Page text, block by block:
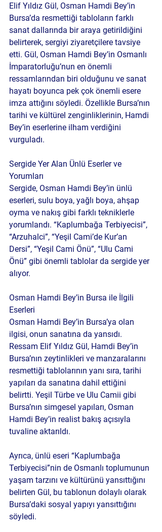
Elif Yıldız Gül, Osman Hamdi Bey’in
Bursa’da resmettiği tabloların farklı
sanat dallarında bir araya getirildiğini
belirterek, sergiyi ziyaretçilere tavsiye
etti. Gül, Osman Hamdi Bey’in Osmanlı
İmparatorluğu’nun en önemli
ressamlarından biri olduğunu ve sanat
hayatı boyunca pek çok önemli esere
imza attığını söyledi. Özellikle Bursa’nın
tarihi ve kültürel zenginliklerinin, Hamdi
Bey’in eserlerine ilham verdiğini
vurguladı.
Sergide Yer Alan Ünlü Eserler ve
Yorumları
Sergide, Osman Hamdi Bey’in ünlü
eserleri, sulu boya, yağlı boya, ahşap
oyma ve nakış gibi farklı tekniklerle
yorumlandı. “Kaplumbağa Terbiyecisi”,
“Arzuhalci”, “Yeşil Cami’de Kur’an
Dersi”, “Yeşil Cami Önü”, “Ulu Cami
Önü” gibi önemli tablolar da sergide yer
alıyor.
Osman Hamdi Bey’in Bursa ile İlgili
Eserleri
Osman Hamdi Bey’in Bursa’ya olan
ilgisi, onun sanatına da yansıdı.
Ressam Elif Yıldız Gül, Hamdi Bey’in
Bursa’nın zeytinlikleri ve manzaralarını
resmettiği tablolarının yanı sıra, tarihi
yapıları da sanatına dahil ettiğini
belirtti. Yeşil Türbe ve Ulu Camii gibi
Bursa’nın simgesel yapıları, Osman
Hamdi Bey’in realist bakış açısıyla
tuvaline aktarıldı.
Ayrıca, ünlü eseri “Kaplumbağa
Terbiyecisi”nin de Osmanlı toplumunun
yaşam tarzını ve kültürünü yansıttığını
belirten Gül, bu tablonun dolaylı olarak
Bursa’daki sosyal yapıyı yansıttığını
söyledi.